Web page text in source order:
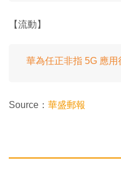
【流動】
華為任正非指 5G 應
Source： 華盛郵報